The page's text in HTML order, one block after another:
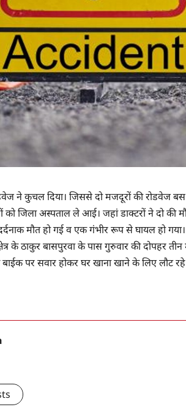
ने कुचल दिया। जिससे दो मजदूरों की रोडवेज
को जिला अस्पताल ले आई। जहां डाक्टरों ने दो की
मौत हो गई व एक गंभीर रूप से घायल हो
के ठाकुर बासपुरवा के पास गुरुवार की दोपहर
बाईक पर सवार होकर घर खाना खाने के लिए लौट